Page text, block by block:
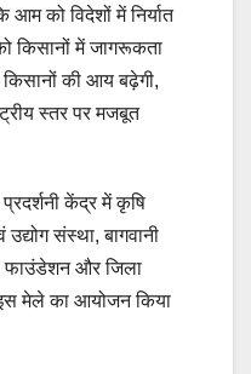
को विदेशों में निर्यात
किसानों में जागरूकता
की आय बढ़ेगी,
स्तर पर मजबूत
प्रदर्शनी केंद्र में कृषि
संस्था, बागवानी
फाउंडेशन और जिला
मेले का आयोजन किया